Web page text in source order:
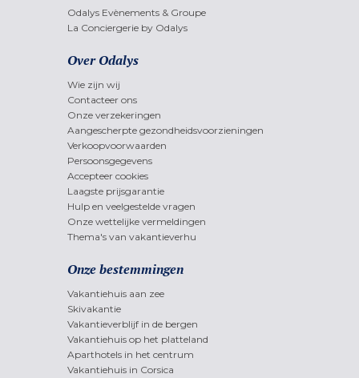
Odalys Evènements & Groupe
La Conciergerie by Odalys
Over Odalys
Wie zijn wij
Contacteer ons
Onze verzekeringen
Aangescherpte gezondheidsvoorzieningen
Verkoopvoorwaarden
Persoonsgegevens
Accepteer cookies
Laagste prijsgarantie
Hulp en veelgestelde vragen
Onze wettelijke vermeldingen
Thema's van vakantieverhu
Onze bestemmingen
Vakantiehuis aan zee
Skivakantie
Vakantieverblijf in de bergen
Vakantiehuis op het platteland
Aparthotels in het centrum
Vakantiehuis in Corsica